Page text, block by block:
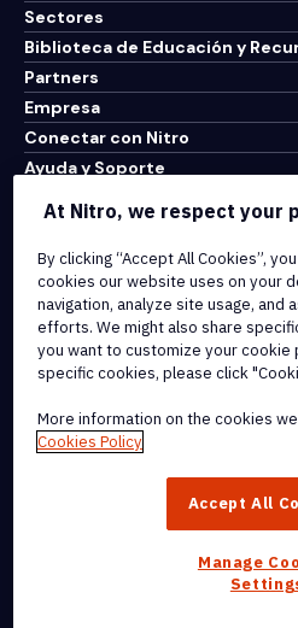
Sectores
Biblioteca de Educación y
Partners
Empresa
Conectar con Nitro
Ayuda y Soporte
Terms of Service
Cookie Policy
Copyright Policy
All Terms & Policies
trademarks, of Nitro Software, Inc.
At Nitro, we respect your
By clicking “Accept All Cookies”,
cookies our website uses on your
navigation, analyze site usage, and
efforts. We might also share
you want to customize your
specific cookies, please click
More information on the cookies
Cookies Policy
Accept All
Manage